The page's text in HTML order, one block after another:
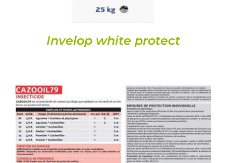
Invelop white protect